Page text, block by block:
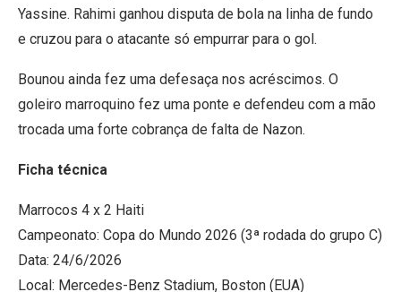
Yassine. Rahimi ganhou disputa de bola na linha de fundo
e cruzou para o atacante só empurrar para o gol.
Bounou ainda fez uma defesaça nos acréscimos. O
goleiro marroquino fez uma ponte e defendeu com a mão
trocada uma forte cobrança de falta de Nazon.
Ficha técnica
Marrocos 4 x 2 Haiti
Campeonato: Copa do Mundo 2026 (3ª rodada do grupo C)
Data: 24/6/2026
Local: Mercedes-Benz Stadium, Boston (EUA)